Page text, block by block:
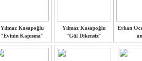
Yılmaz Kasapoğlu
"Evinin Kapısına"
Yılmaz Kasapoğlu
"Gül Dikensiz"
Erkan